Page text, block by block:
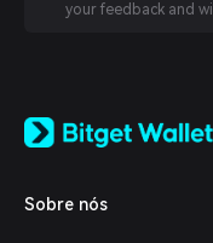
your feedback and
日本語
Español (Latinoamérica)
Sobre nós